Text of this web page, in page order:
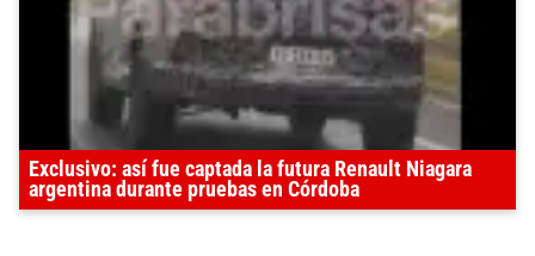
Exclusivo: así fue captada la futura Renault Niagara
argentina durante pruebas en Córdoba